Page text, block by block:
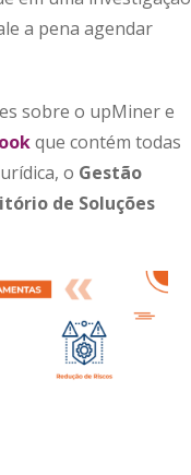
a pena agendar
sobre o upMiner e
que contém todas
o Gestão
de Soluções